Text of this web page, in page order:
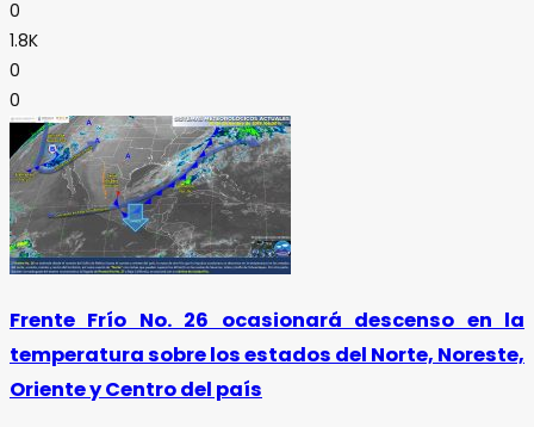
0
1.8K
0
0
Frente Frío No. 26 ocasionará descenso en la
temperatura sobre los estados del Norte, Noreste,
Oriente y Centro del país